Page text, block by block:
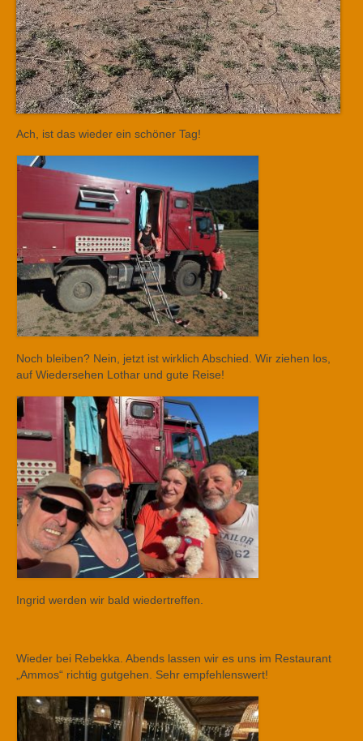
Ach, ist das wieder ein schöner Tag!
Noch bleiben? Nein, jetzt ist wirklich Abschied. Wir ziehen los,
auf Wiedersehen Lothar und gute Reise!
Ingrid werden wir bald wiedertreffen.
Wieder bei Rebekka. Abends lassen wir es uns im Restaurant
„Ammos“ richtig gutgehen. Sehr empfehlenswert!